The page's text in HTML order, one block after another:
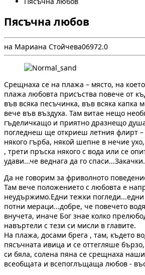
Пясъчна любов
на Мариана Стойчева06972.0
Срещнаха се на плажа – място, на
плажа любовта присъства повече от
във всяка песъчинка, във всяка капка
вече във въздуха. Там витае нещо
гъделичкащо и приятно дразнещо
погледнеш ще откриеш летния флирт
някого гърба, някой шепне в нечие ухо,
, трети пръска някого с вода или се
удави...че веднага да го
Да не говорим за фриволното
Там вече положението с любовта е
неудържимо.Едни тежки
потни мераци...добре, че повечето
внучета, иначе Бог знае колко
навъртели с тези си мисли в главите.
На плажа, досами брега , там, където
пясъчната ивица и се оттегляше
си бяла, солена пяна се срещнаха
всеобщата и всепоглъщаща любов -